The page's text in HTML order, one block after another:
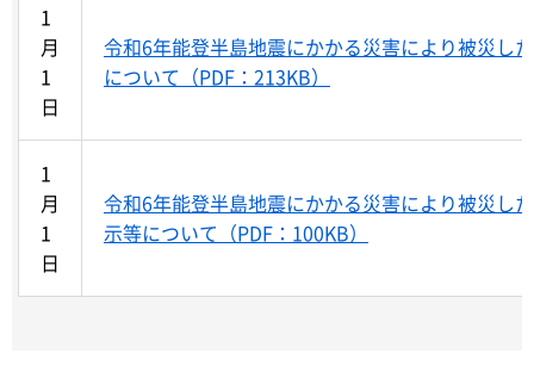
1
月
1
日
令和6年能登半島地震にかかる災害により被災し
について（PDF：213KB）
1
月
1
日
令和6年能登半島地震にかかる災害により被災し
示等について（PDF：100KB）